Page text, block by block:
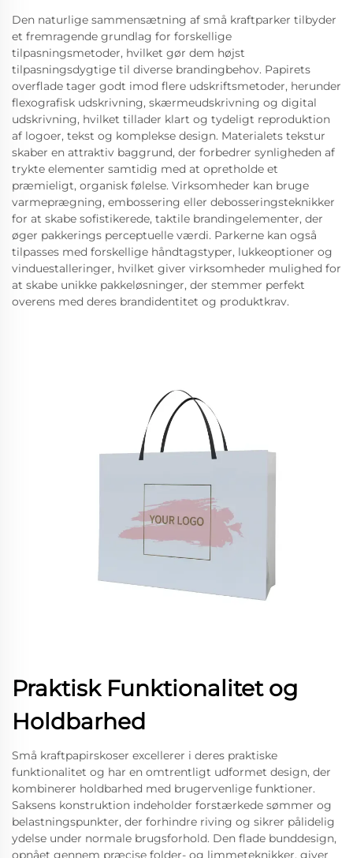
Den naturlige sammensætning af små kraftparker tilbyder
et fremragende grundlag for forskellige
tilpasningsmetoder, hvilket gør dem højst
tilpasningsdygtige til diverse brandingbehov. Papirets
overflade tager godt imod flere udskriftsmetoder, herunder
flexografisk udskrivning, skærmeudskrivning og digital
udskrivning, hvilket tillader klart og tydeligt reproduktion
af logoer, tekst og komplekse design. Materialets tekstur
skaber en attraktiv baggrund, der forbedrer synligheden af
trykte elementer samtidig med at opretholde et
præmieligt, organisk følelse. Virksomheder kan bruge
varmeprægning, embossering eller debosseringsteknikker
for at skabe sofistikerede, taktile brandingelementer, der
øger pakkerings perceptuelle værdi. Parkerne kan også
tilpasses med forskellige håndtagstyper, lukkeoptioner og
vinduestalleringer, hvilket giver virksomheder mulighed for
at skabe unikke pakkeløsninger, der stemmer perfekt
overens med deres brandidentitet og produktkrav.
Praktisk Funktionalitet og
Holdbarhed
Små kraftpapirskoser excellerer i deres praktiske
funktionalitet og har en omtrentligt udformet design, der
kombinerer holdbarhed med brugervenlige funktioner.
Saksens konstruktion indeholder forstærkede sømmer og
belastningspunkter, der forhindre riving og sikrer pålidelig
ydelse under normale brugsforhold. Den flade bunddesign,
opnået gennem præcise folder- og limmeteknikker, giver